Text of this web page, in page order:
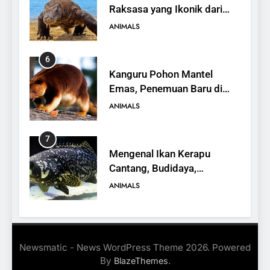
Raksasa yang Ikonik dari
Indonesia
ANIMALS
6
Kanguru Pohon Mantel
Emas, Penemuan Baru di
Dunia Satwa
ANIMALS
7
Mengenal Ikan Kerapu
Cantang, Budidaya,
Keunggulan, dan Potensi
ANIMALS
8
Landak
ANIMALS
Newsmatic - News WordPress Theme 2026. Powered
By BlazeThemes.